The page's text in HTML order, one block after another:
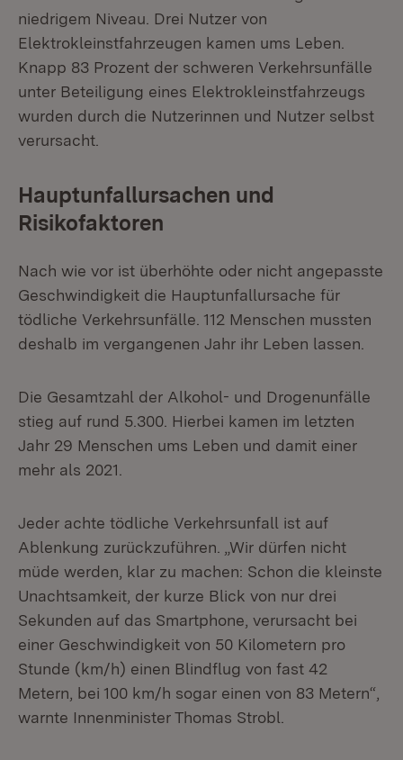
niedrigem Niveau. Drei Nutzer von
Elektrokleinstfahrzeugen kamen ums Leben.
Knapp 83 Prozent der schweren Verkehrsunfälle
unter Beteiligung eines Elektrokleinstfahrzeugs
wurden durch die Nutzerinnen und Nutzer selbst
verursacht.
Hauptunfallursachen und
Risikofaktoren
Nach wie vor ist überhöhte oder nicht angepasste
Geschwindigkeit die Hauptunfallursache für
tödliche Verkehrsunfälle. 112 Menschen mussten
deshalb im vergangenen Jahr ihr Leben lassen.
Die Gesamtzahl der Alkohol- und Drogenunfälle
stieg auf rund 5.300. Hierbei kamen im letzten
Jahr 29 Menschen ums Leben und damit einer
mehr als 2021.
Jeder achte tödliche Verkehrsunfall ist auf
Ablenkung zurückzuführen. „Wir dürfen nicht
müde werden, klar zu machen: Schon die kleinste
Unachtsamkeit, der kurze Blick von nur drei
Sekunden auf das Smartphone, verursacht bei
einer Geschwindigkeit von 50 Kilometern pro
Stunde (km/h) einen Blindflug von fast 42
Metern, bei 100 km/h sogar einen von 83 Metern“,
warnte Innenminister Thomas Strobl.